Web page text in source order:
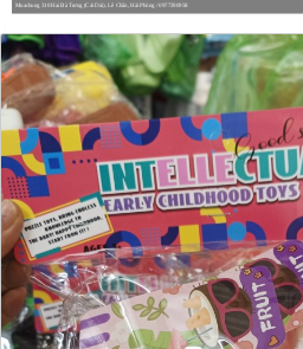
Muachung 310 Hai Bà Trưng (Cát Dài), Lê Chân, Hải Phòng / 0977390958